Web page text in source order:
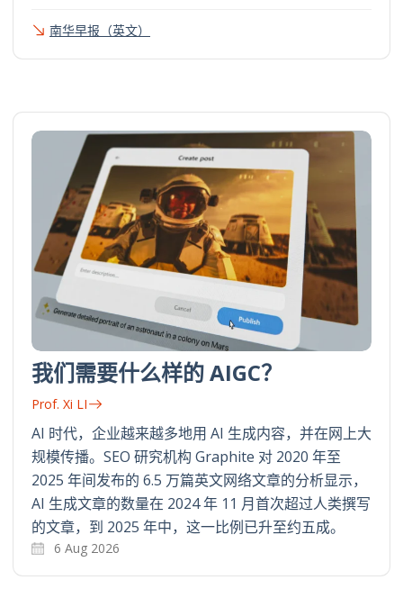
南华早报（英文）
我们需要什么样的 AIGC？
Prof. Xi LI
AI 时代，企业越来越多地用 AI 生成内容，并在网上大
规模传播。SEO 研究机构 Graphite 对 2020 年至
2025 年间发布的 6.5 万篇英文网络文章的分析显示，
AI 生成文章的数量在 2024 年 11 月首次超过人类撰写
的文章，到 2025 年中，这一比例已升至约五成。
6 Aug 2026